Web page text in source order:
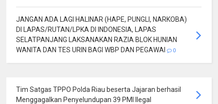
JANGAN ADA LAGI HALINAR (HAPE, PUNGLI, NARKOBA)
DI LAPAS/RUTAN/LPKA DI INDONESIA, LAPAS
SELATPANJANG LAKSANAKAN RAZIA BLOK HUNIAN
WANITA DAN TES URIN BAGI WBP DAN PEGAWAI
0
Tim Satgas TPPO Polda Riau beserta Jajaran berhasil
Menggagalkan Penyelundupan 39 PMI Ilegal